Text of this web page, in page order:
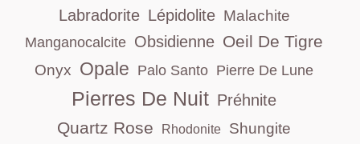
Labradorite Lépidolite Malachite
Manganocalcite Obsidienne Oeil De Tigre
Onyx Opale Palo Santo Pierre De Lune
Pierres De Nuit Préhnite
Quartz Rose Rhodonite Shungite